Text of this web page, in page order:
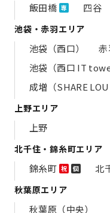
飯田橋 専 四谷
池袋・赤羽エリア
池袋（西口）
池袋（西口 IT
成増（SHARE
上野エリア
上野
北千住・錦糸町エリア
錦糸町 祝 個 北
秋葉原エリア
秋葉原（中央）